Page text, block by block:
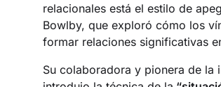
relacionales está el estilo de
Bowlby, que exploró cómo los
formar relaciones significativas
Su colaboradora y pionera de la